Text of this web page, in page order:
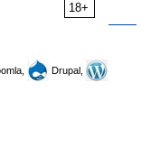
18+
Drupal,